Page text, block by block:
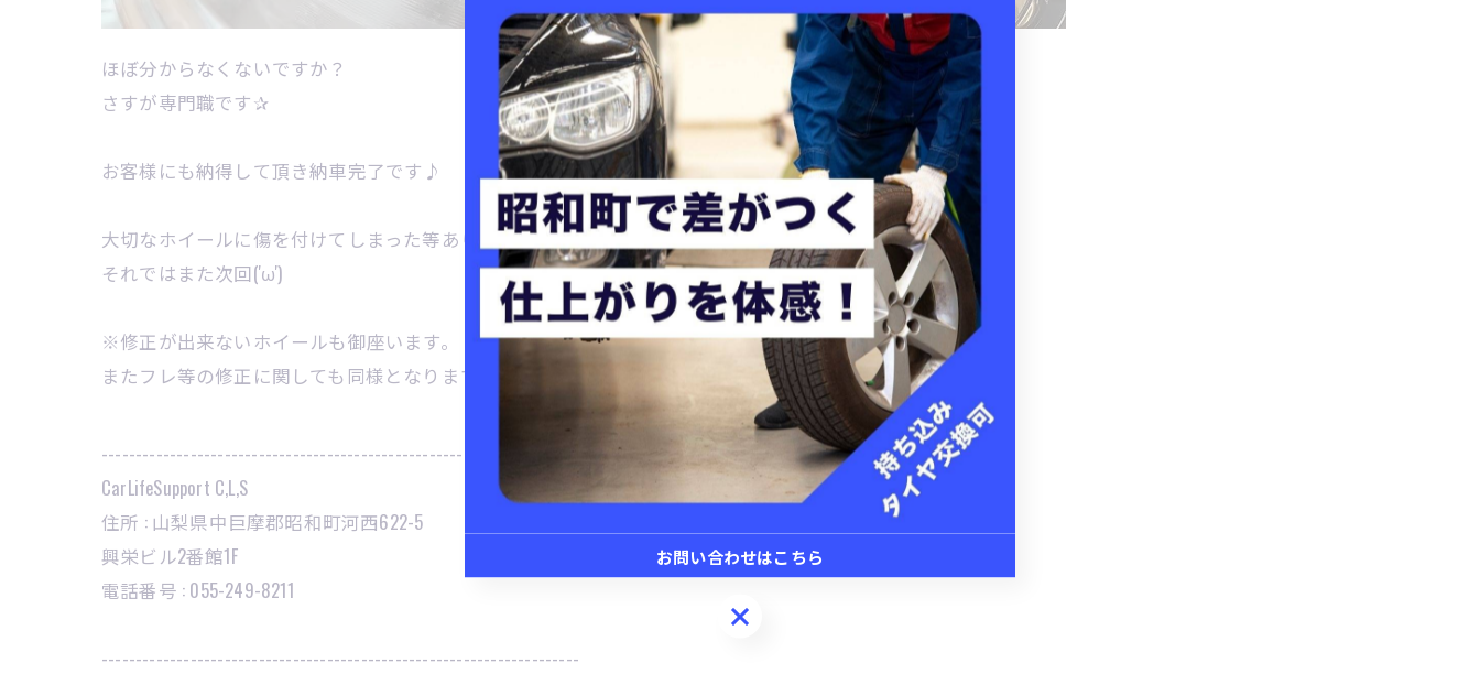
ほぼ分からなくないですか？
さすが専門職です✰
お客様にも納得して頂き納車完了です♪
大切なホイールに傷を付けてしまった等ありましたらご相談下さい♪
それではまた次回('ω')
※修正が出来ないホイールも御座います。
またフレ等の修正に関しても同様となります
----------------------------------------------------------------------
CarLifeSupport C,L,S
住所 : 山梨県中巨摩郡昭和町河西622-5
興栄ビル2番館1F
電話番号 : 055-249-8211
----------------------------------------------------------------------
お問い合わせはこちら
お問い合わせはこちら